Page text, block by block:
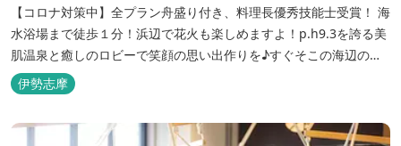
【コロナ対策中】全プラン舟盛り付き、料理長優秀技能士受賞！ 海
水浴場まで徒歩１分！浜辺で花火も楽しめますよ！p.h9.3を誇る美
肌温泉と癒しのロビーで笑顔の思い出作りを♪すぐそこの海辺の高
台に建つ温泉宿
伊勢志摩